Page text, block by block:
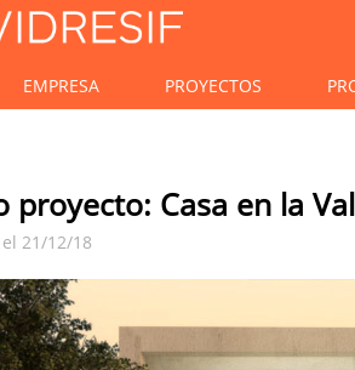
EMPRESA PROYECTOS
proyecto: Casa en la
21/12/18